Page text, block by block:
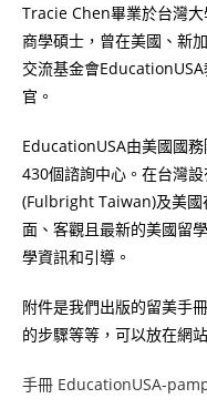
Tracie Chen畢業於台灣
商學碩士，曾在美國、新
交流基金會
官。
EducationUSA由美國國
430個諮詢中心。在台灣
(Fulbright Taiwan)及美國
面、客觀且最新的美國留
學資訊和引導。
附件是我們出版的留美手
的步驟等等，可以放在網
手冊 EducationUSA-